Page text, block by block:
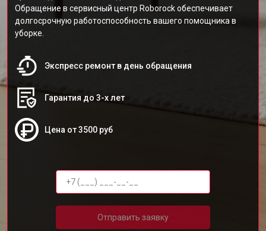
Обращение в сервисный центр Roborock обеспечивает
долгосрочную работоспособность вашего помощника в
уборке.
Экспресс ремонт в день обращения
Гарантия до 3-х лет
Цена от 3500 руб
Отправить заявку